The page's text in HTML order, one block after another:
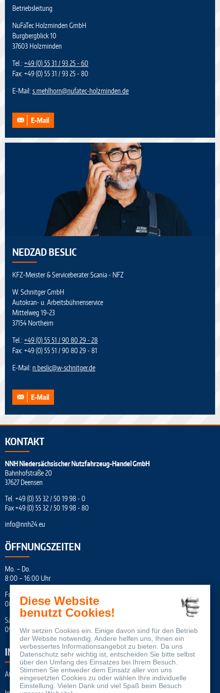
Betriebsleitung
NuFaTec Holzminden GmbH
Burgbergblick 10
37603 Holzminden
Tel.: +49 (0) 55 31 / 93 25 - 60
Fax: +49 (0) 55 31 / 93 25 - 80
E-Mail: s.mehlhorn@nufatec-holzminden.de
E-Mail
NEDZAD BESLIC
KFZ-Meister & Serviceberater Scania - NFZ
W. Schnitger GmbH
Autokran- u. Arbeitsbühnenservice
Mittelweg 19-23
37154 Northeim
Tel.: +49 (0) 55 51 / 90 80 29 - 28
Fax: +49 (0) 55 51 / 90 80 29 - 81
E-Mail: n.beslic@w-schnitger.de
E-Mail
KONTAKT
NNH Niedersächsischer Nutzfahrzeug-Handel GmbH
Bahnhofstraße 20
37627 Deensen
Tel. +49 (0) 55 32 / 50 19 98 - 0
Fax +49 (0) 55 32 / 50 19 98 - 80
info@nnh24.eu
ÖFFNUNGSZEITEN
Mo. – Do.
8:00 – 16:00 Uhr
Fr.
08:00 – 16:45 Uhr
Sa.
09:00 – 12:00 Uhr
INFORMATION
AGB
Diese Website
benutzt Cookies!
Wir setzen Cookies ein. Einige davon sind für den Betrieb
der Website notwendig. Andere helfen uns, Ihnen ein
verbessertes Informationsangebot zu bieten. Da uns
Datenschutz sehr wichtig ist, entscheiden Sie bitte selbst
über den Umfang des Einsatzes bei Ihrem Besuch.
Stimmen Sie entweder dem Einsatz aller von uns
eingesetzten Cookies zu oder wählen Ihre individuelle
Einstellung. Vielen Dank und viel Spaß beim Besuch